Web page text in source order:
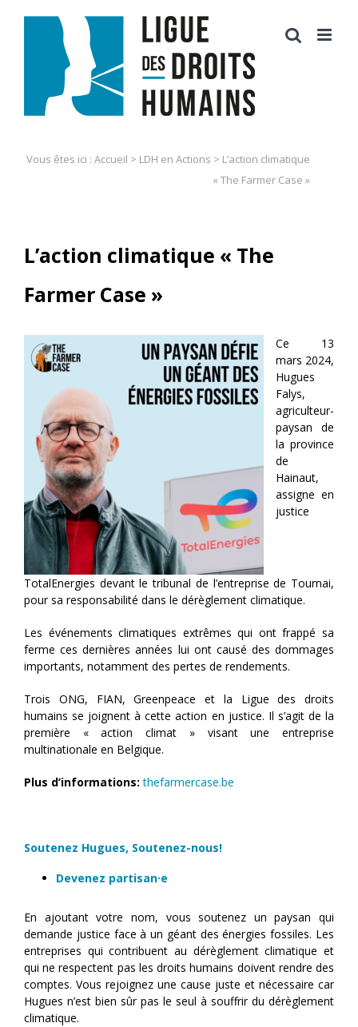
Vous êtes ici : Accueil > LDH en Actions > L’action climatique
« The Farmer Case »
L’action climatique « The
Farmer Case »
Ce 13
mars 2024,
Hugues
Falys,
agriculteur-
paysan de
la province
de
Hainaut,
assigne en
justice
TotalEnergies devant le tribunal de l’entreprise de Tournai,
pour sa responsabilité dans le dérèglement climatique.
Les événements climatiques extrêmes qui ont frappé sa
ferme ces dernières années lui ont causé des dommages
importants, notamment des pertes de rendements.
Trois ONG, FIAN, Greenpeace et la Ligue des droits
humains se joignent à cette action en justice. Il s’agit de la
première « action climat » visant une entreprise
multinationale en Belgique.
Plus d’informations: thefarmercase.be
Soutenez Hugues, Soutenez-nous!
Devenez partisan·e
En ajoutant votre nom, vous soutenez un paysan qui
demande justice face à un géant des énergies fossiles. Les
entreprises qui contribuent au dérèglement climatique et
qui ne respectent pas les droits humains doivent rendre des
comptes. Vous rejoignez une cause juste et nécessaire car
Hugues n’est bien sûr pas le seul à souffrir du dérèglement
climatique.